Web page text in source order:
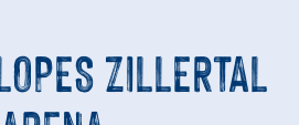
ZILLERTAL